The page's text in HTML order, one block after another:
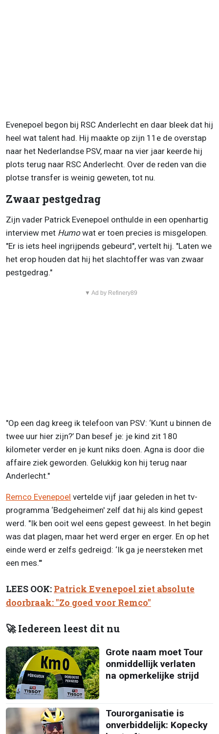
Evenepoel begon bij RSC Anderlecht en daar bleek dat hij
heel wat talent had. Hij maakte op zijn 11e de overstap
naar het Nederlandse PSV, maar na vier jaar keerde hij
plots terug naar RSC Anderlecht. Over de reden van die
plotse transfer is weinig geweten, tot nu.
Zwaar pestgedrag
Zijn vader Patrick Evenepoel onthulde in een openhartig
interview met Humowat er toen precies is misgelopen.
"Er is iets heel ingrijpends gebeurd", vertelt hij. "Laten we
het erop houden dat hij het slachtoffer was van zwaar
pestgedrag."
▼ Ad by Refinery89
"Op een dag kreeg ik telefoon van PSV: ‘Kunt u binnen de
twee uur hier zijn?’ Dan besef je: je kind zit 180
kilometer verder en je kunt niks doen. Agna is door die
affaire ziek geworden. Gelukkig kon hij terug naar
Anderlecht."
Remco Evenepoel vertelde vijf jaar geleden in het tv-
programma ‘Bedgeheimen' zelf dat hij als kind gepest
werd. "Ik ben ooit wel eens gepest geweest. In het begin
was dat plagen, maar het werd erger en erger. En op het
einde werd er zelfs gedreigd: ‘Ik ga je neersteken met
een mes.'"
LEES OOK: Patrick Evenepoel ziet absolute
doorbraak: "Zo goed voor Remco"
🚀 Iedereen leest dit nu
Grote naam moet Tour
onmiddellijk verlaten
na opmerkelijke strijd
Tourorganisatie is
onverbiddelijk: Kopecky